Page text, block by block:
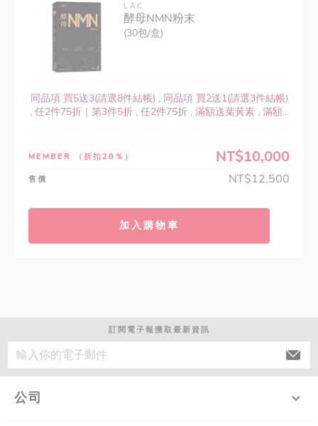
LAC
酵母NMN粉末
(30包/盒)
同品項 買5送3(請選8件結帳) , 同品項 買2送1(請選3件結帳)
, 任2件75折｜第3件5折 , 任2件75折 , 滿額送葉黃素 , 滿額...
MEMBER （折扣20％） NT$10,000
售價 NT$12,500
加入購物車
訂閱電子報獲取最新資訊
公司